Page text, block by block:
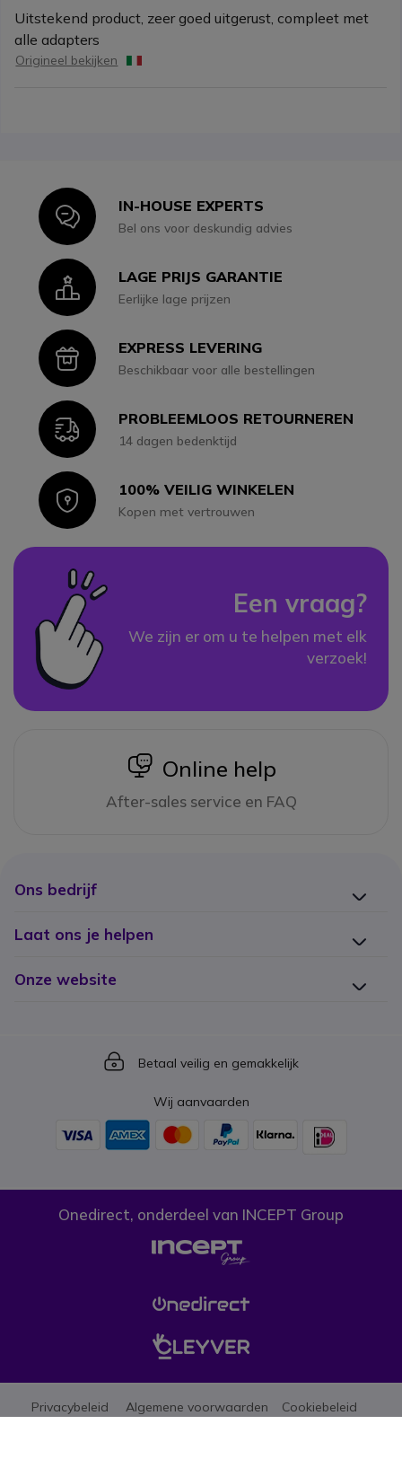
Uitstekend product, zeer goed uitgerust, compleet met
alle adapters
Origineel bekijken
IconIN-HOUSE EXPERTS
Bel ons voor deskundig advies
IconLAGE PRIJS GARANTIE
Eerlijke lage prijzen
IconEXPRESS LEVERING
Beschikbaar voor alle bestellingen
IconPROBLEEMLOOS RETOURNEREN
14 dagen bedenktijd
Icon100% VEILIG WINKELEN
Kopen met vertrouwen
Een vraag?
We zijn er om u te helpen met elk
verzoek!
icon
Online help
After-sales service en FAQ
Ons bedrijf
Laat ons je helpen
Onze website
Icon
Betaal veilig en gemakkelijk
Wij aanvaarden
Onedirect, onderdeel van INCEPT Group
Privacybeleid Algemene voorwaarden Cookiebeleid